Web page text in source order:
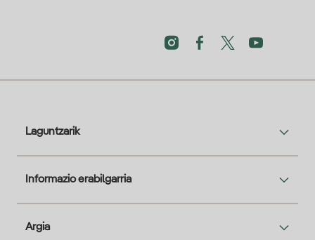
Laguntzarik
Informazio erabilgarria
Argia